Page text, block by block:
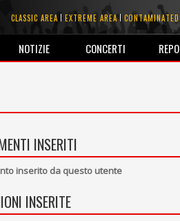
CLASSIC AREA EXTREME AREA
NOTIZIE CONCERTI
INSERITI
inserito da questo utente
INSERITE